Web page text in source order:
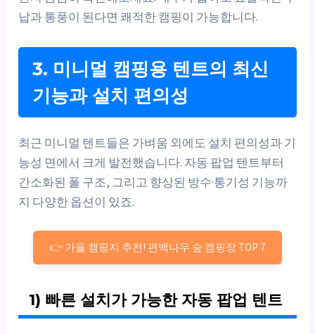
납과 통풍이 된다면 쾌적한 캠핑이 가능합니다.
3. 미니멀 캠핑용 텐트의 최신
기능과 설치 편의성
최근 미니멀 텐트들은 가벼움 외에도 설치 편의성과 기
능성 면에서 크게 발전했습니다. 자동 팝업 텐트부터
간소화된 폴 구조, 그리고 향상된 방수·통기성 기능까
지 다양한 옵션이 있죠.
👉 가을 캠핑지 추천! 편백나무 숲 캠핑장 TOP 7
1) 빠른 설치가 가능한 자동 팝업 텐트